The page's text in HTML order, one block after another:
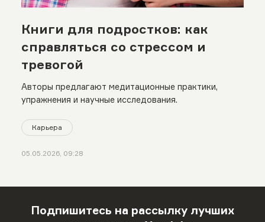
Книги для подростков: как
справляться со стрессом и
тревогой
Авторы предлагают медитационные практики,
упражнения и научные исследования.
Карьера
05.05.2026, 09:28
Подпишитесь на рассылку лучших